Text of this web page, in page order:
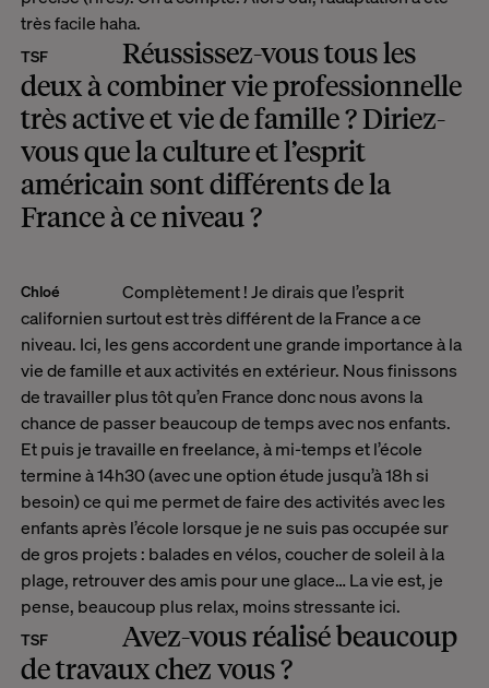
très facile haha.
TSF
Réussissez-vous tous les
deux à combiner vie professionnelle
très active et vie de famille ? Diriez-
vous que la culture et l’esprit
américain sont différents de la
France à ce niveau ?
Chloé
Complètement ! Je dirais que l’esprit
californien surtout est très différent de la France a ce
niveau. Ici, les gens accordent une grande importance à la
vie de famille et aux activités en extérieur. Nous finissons
de travailler plus tôt qu’en France donc nous avons la
chance de passer beaucoup de temps avec nos enfants.
Et puis je travaille en freelance, à mi-temps et l’école
termine à 14h30 (avec une option étude jusqu’à 18h si
besoin) ce qui me permet de faire des activités avec les
enfants après l’école lorsque je ne suis pas occupée sur
de gros projets : balades en vélos, coucher de soleil à la
plage, retrouver des amis pour une glace… La vie est, je
pense, beaucoup plus relax, moins stressante ici.
TSF
Avez-vous réalisé beaucoup
de travaux chez vous ?